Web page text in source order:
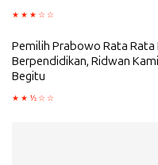
Pemilih Prabowo Rata Rata
Berpendidikan, Ridwan
Begitu